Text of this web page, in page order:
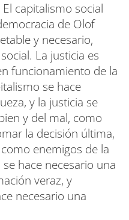
capitalismo social
de Olof
y necesario,
La justicia es
funcionamiento de la
se hace
y la justicia se
y del mal, como
la decisión última,
enemigos de la
hace necesario una
veraz, y
necesario una